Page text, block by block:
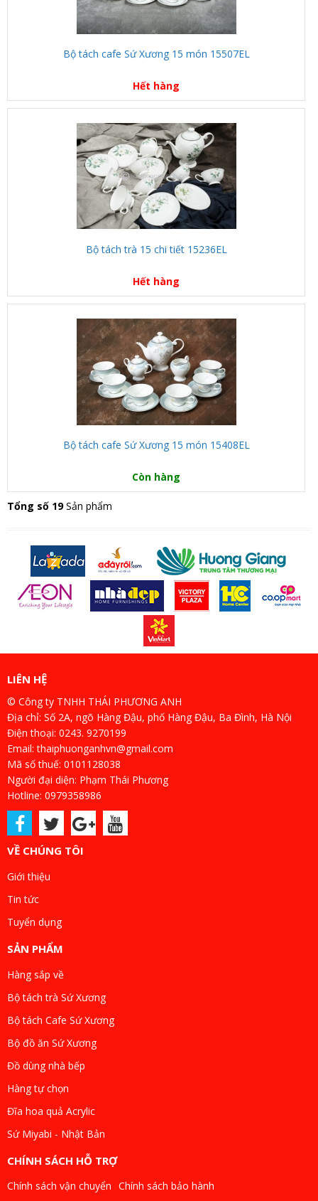
Bộ tách cafe Sứ Xương 15 món 15507EL
Hết hàng
Bộ tách trà 15 chi tiết 15236EL
Hết hàng
Bộ tách cafe Sứ Xương 15 món 15408EL
Còn hàng
Tổng số 19Sản phẩm
LIÊN HỆ
© Công ty TNHH THÁI PHƯƠNG ANH
Địa chỉ: Số 2A, ngõ Hàng Đậu, phố Hàng Đậu, Ba Đình, Hà Nội
Điện thoại: 0243. 9270199
Email: thaiphuonganhvn@gmail.com
Mã số thuế: 0101128038
Người đại diện: Phạm Thái Phương
Hotline: 0979358986
VỀ CHÚNG TÔI
Giới thiệu
Tin tức
Tuyển dụng
SẢN PHẨM
Hàng sắp về
Bộ tách trà Sứ Xương
Bộ tách Cafe Sứ Xương
Bộ đồ ăn Sứ Xương
Đồ dùng nhà bếp
Hàng tự chọn
Đĩa hoa quả Acrylic
Sứ Miyabi - Nhật Bản
CHÍNH SÁCH HỖ TRỢ
Chính sách vận chuyển Chính sách bảo hành